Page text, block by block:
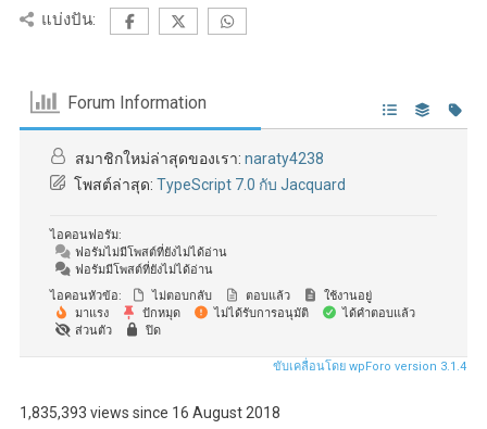
แบ่งปัน:
Forum Information
สมาชิกใหม่ล่าสุดของเรา: naraty4238
โพสต์ล่าสุด: TypeScript 7.0 กับ Jacquard
ไอคอนฟอรัม:
ฟอรัมไม่มีโพสต์ที่ยังไม่ได้อ่าน
ฟอรัมมีโพสต์ที่ยังไม่ได้อ่าน
ไอคอนหัวข้อ:
ไม่ตอบกลับ ตอบแล้ว
ใช้งานอยู่
มาแรง
ปักหมุด ไม่ได้รับการอนุมัติ
ได้คำตอบแล้ว
ส่วนตัว
ปิด
ขับเคลื่อนโดย wpForo version 3.1.4
1,835,393 views since 16 August 2018